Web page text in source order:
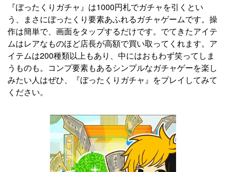
『ぼったくりガチャ』は1000円札でガチャを引くとい
う、まさにぼったくり要素あふれるガチャゲームです。操
作は簡単で、画面をタップするだけです。でてきたアイテ
ムはレアなものほど店長が高額で買い取ってくれます。ア
イテムは200種類以上もあり、中にはおもわず笑ってしま
うものも。コンプ要素もあるシンプルなガチャゲーを楽し
みたい人はぜひ、『ぼったくりガチャ』をプレイしてみて
ください。